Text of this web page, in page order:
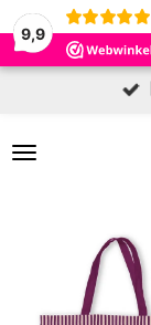
9,9